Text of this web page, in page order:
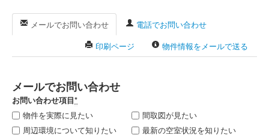
メールでお問い合わせ
電話でお問い合わせ
物件情報をメールで送る
印刷ページ
メールでお問い合わせ
お問い合わせ項目*
物件を実際に見たい
間取図が見たい
周辺環境について知りたい
最新の空室状況を知りたい